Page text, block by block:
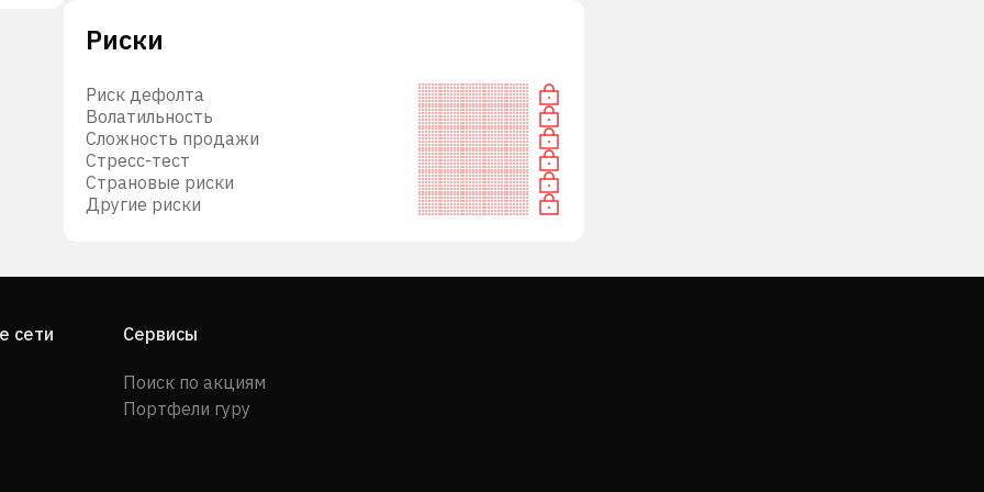
Риски
Риск дефолта
Волатильность
Сложность продажи
Стресс-тест
Страновые риски
Другие риски
сети Сервисы
Поиск по акциям
Портфели гуру